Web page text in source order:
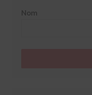
Nom